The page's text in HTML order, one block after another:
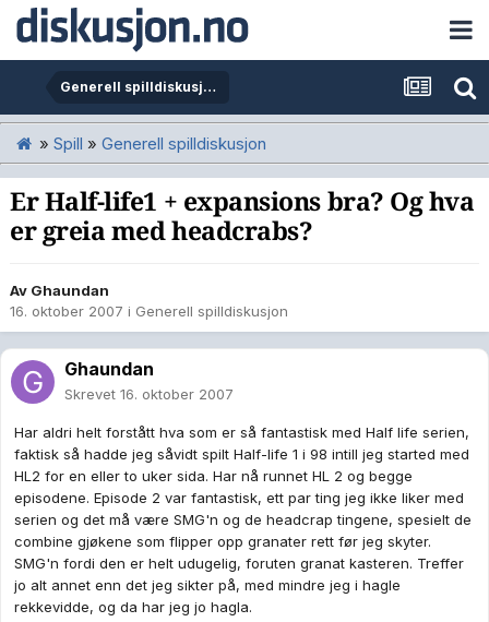
Generell spilldiskusjon
» Spill » Generell spilldiskusjon
Er Half-life1 + expansions bra? Og hva
er greia med headcrabs?
Av Ghaundan
16. oktober 2007 i Generell spilldiskusjon
Ghaundan
Skrevet 16. oktober 2007
Har aldri helt forstått hva som er så fantastisk med Half life serien,
faktisk så hadde jeg såvidt spilt Half-life 1 i 98 intill jeg started med
HL2 for en eller to uker sida. Har nå runnet HL 2 og begge
episodene. Episode 2 var fantastisk, ett par ting jeg ikke liker med
serien og det må være SMG'n og de headcrap tingene, spesielt de
combine gjøkene som flipper opp granater rett før jeg skyter.
SMG'n fordi den er helt udugelig, foruten granat kasteren. Treffer
jo alt annet enn det jeg sikter på, med mindre jeg i hagle
rekkevidde, og da har jeg jo hagla.